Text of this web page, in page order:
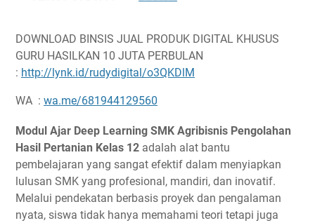
DOWNLOAD BINSIS JUAL PRODUK DIGITAL KHUSUS
GURU HASILKAN 10 JUTA PERBULAN
: http://lynk.id/rudydigital/o3QKDlM
WA : wa.me/681944129560
Modul Ajar Deep Learning SMK Agribisnis Pengolahan
Hasil Pertanian Kelas 12 adalah alat bantu
pembelajaran yang sangat efektif dalam menyiapkan
lulusan SMK yang profesional, mandiri, dan inovatif.
Melalui pendekatan berbasis proyek dan pengalaman
nyata, siswa tidak hanya memahami teori tetapi juga